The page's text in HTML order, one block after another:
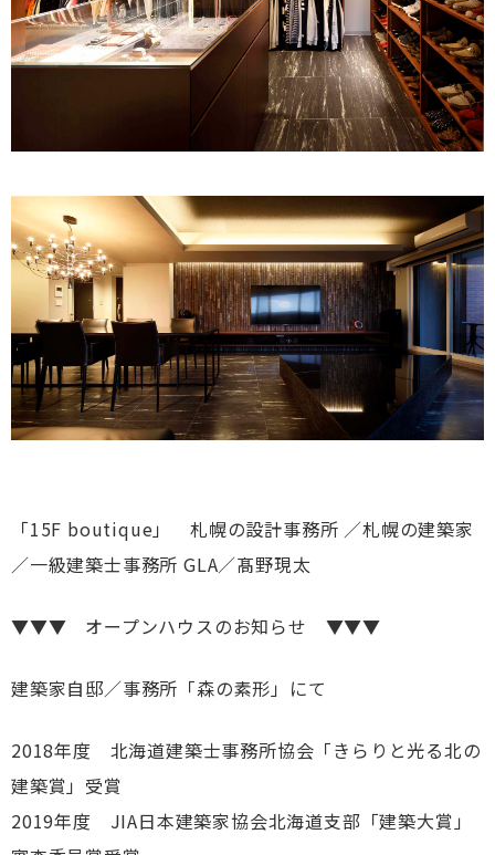
「15F boutique」 札幌の設計事務所 ／札幌の建築家
／一級建築士事務所 GLA／髙野現太
▼▼▼ オープンハウスのお知らせ ▼▼▼
建築家自邸／事務所「森の素形」にて
2018年度 北海道建築士事務所協会「きらりと光る北の
建築賞」受賞
2019年度 JIA日本建築家協会北海道支部「建築大賞」